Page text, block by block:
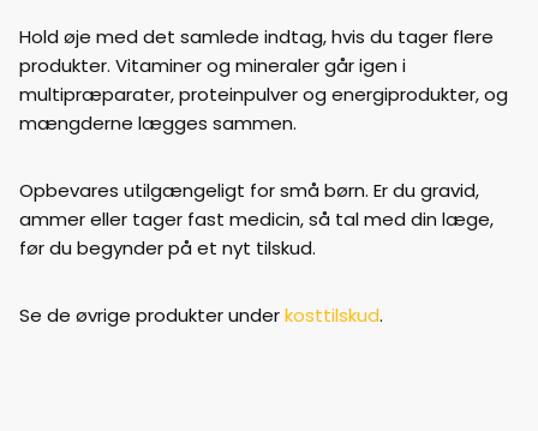
Hold øje med det samlede indtag, hvis du tager flere
produkter. Vitaminer og mineraler går igen i
multipræparater, proteinpulver og energiprodukter, og
mængderne lægges sammen.
Opbevares utilgængeligt for små børn. Er du gravid,
ammer eller tager fast medicin, så tal med din læge,
før du begynder på et nyt tilskud.
Se de øvrige produkter underkosttilskud.